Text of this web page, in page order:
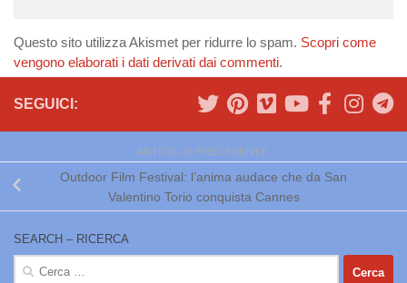
Questo sito utilizza Akismet per ridurre lo spam. Scopri come
vengono elaborati i dati derivati dai commenti.
SEGUICI:
ARTICOLO PRECEDENTE
Outdoor Film Festival: l’anima audace che da San
Valentino Torio conquista Cannes
SEARCH – RICERCA
Ricerca